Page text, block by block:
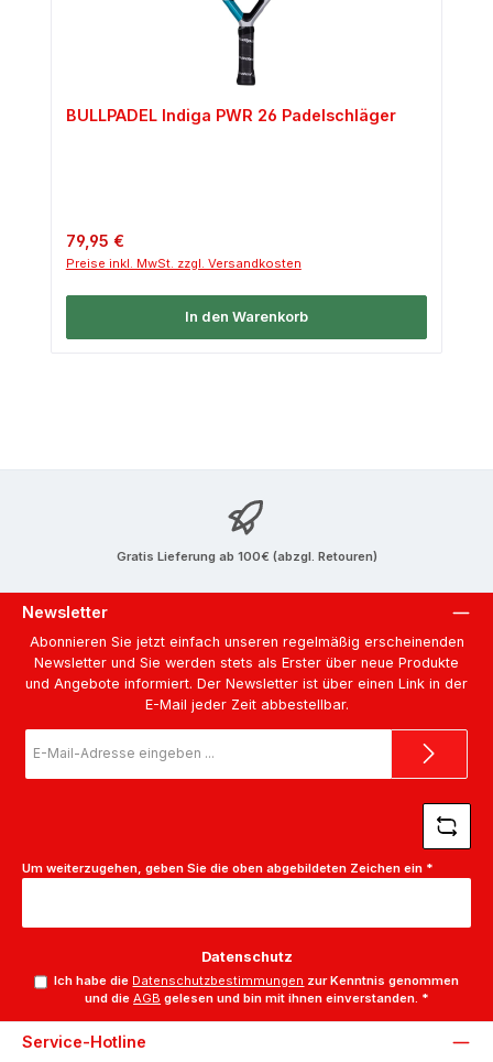
BULLPADEL Indiga PWR 26 Padelschläger
Regulärer Preis:
79,95 €
Preise inkl. MwSt. zzgl. Versandkosten
In den Warenkorb
Gratis Lieferung ab 100€ (abzgl. Retouren)
Newsletter
Abonnieren Sie jetzt einfach unseren regelmäßig erscheinenden
Newsletter und Sie werden stets als Erster über neue Produkte
und Angebote informiert. Der Newsletter ist über einen Link in der
E-Mail jeder Zeit abbestellbar.
Mail-
Um weiterzugehen, geben Sie die oben abgebildeten Zeichen ein *
Datenschutz
Ich habe die Datenschutzbestimmungen zur Kenntnis genommen
und dieAGB gelesen und bin mit ihnen einverstanden. *
Service-Hotline